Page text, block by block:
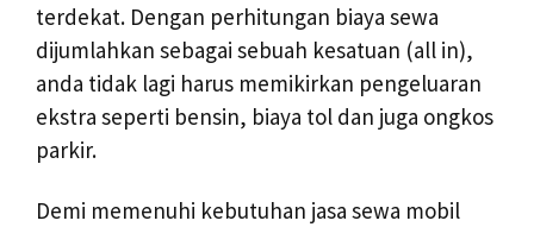
terdekat. Dengan perhitungan biaya sewa
dijumlahkan sebagai sebuah kesatuan (all in),
anda tidak lagi harus memikirkan pengeluaran
ekstra seperti bensin, biaya tol dan juga ongkos
parkir.
Demi memenuhi kebutuhan jasa sewa mobil